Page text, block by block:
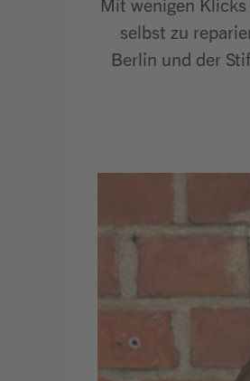
Mit wenigen
selbst zu
Berlin und der